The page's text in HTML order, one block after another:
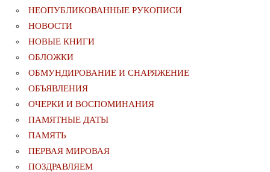
НЕОПУБЛИКОВАННЫЕ РУКОПИСИ
НОВОСТИ
НОВЫЕ КНИГИ
ОБЛОЖКИ
ОБМУНДИРОВАНИЕ И СНАРЯЖЕНИЕ
ОБЪЯВЛЕНИЯ
ОЧЕРКИ И ВОСПОМИНАНИЯ
ПАМЯТНЫЕ ДАТЫ
ПАМЯТЬ
ПЕРВАЯ МИРОВАЯ
ПОЗДРАВЛЯЕМ